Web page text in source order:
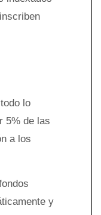
lo
5% de las
a los
y